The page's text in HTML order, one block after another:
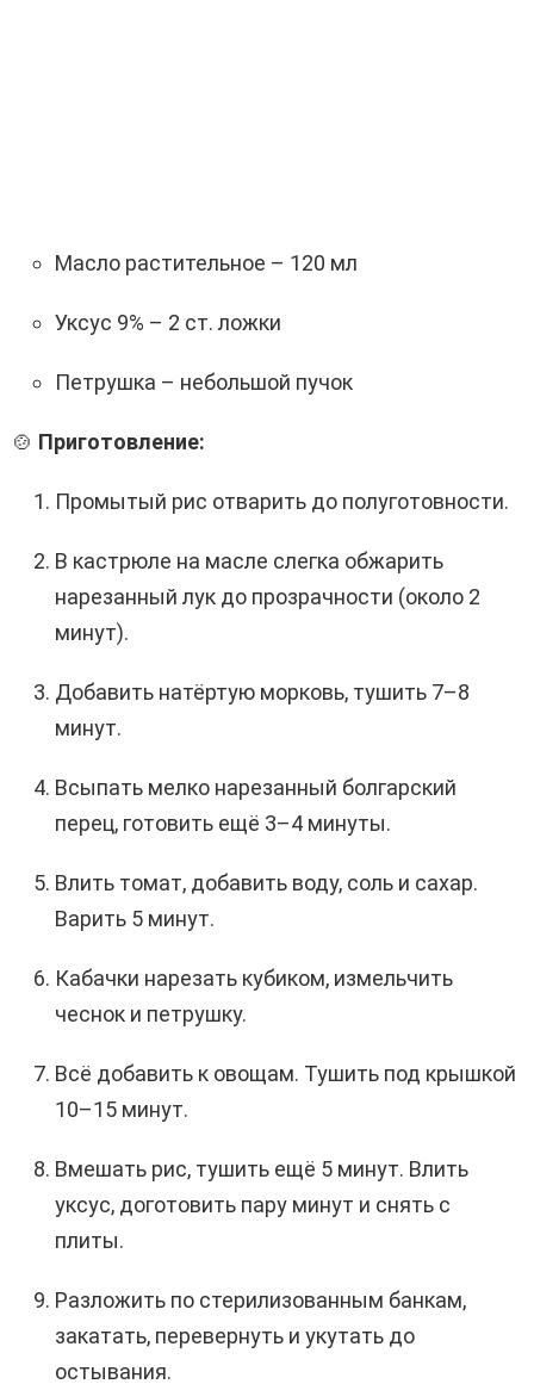
Масло растительное – 120 мл
Уксус 9% – 2 ст. ложки
Петрушка – небольшой пучок
🍲 Приготовление:
Промытый рис отварить до полуготовности.
В кастрюле на масле слегка обжарить
нарезанный лук до прозрачности (около 2
минут).
Добавить натёртую морковь, тушить 7–8
минут.
Всыпать мелко нарезанный болгарский
перец, готовить ещё 3–4 минуты.
Влить томат, добавить воду, соль и сахар.
Варить 5 минут.
Кабачки нарезать кубиком, измельчить
чеснок и петрушку.
Всё добавить к овощам. Тушить под крышкой
10–15 минут.
Вмешать рис, тушить ещё 5 минут. Влить
уксус, доготовить пару минут и снять с
плиты.
Разложить по стерилизованным банкам,
закатать, перевернуть и укутать до
остывания.